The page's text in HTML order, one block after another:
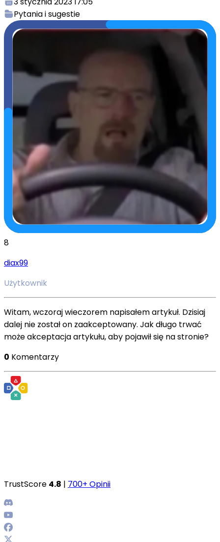
Pytania i sugestie
8
diax99
Użytkownik
Witam, wczoraj wieczorem napisałem artykuł. Dzisiaj
dalej nie został on zaakceptowany. Jak długo trwać
może akceptacja artykułu, aby pojawił się na stronie?
0 Komentarzy
TrustScore 4.8 | 700+ Opinii